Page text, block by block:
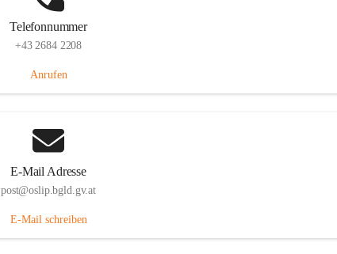
Telefonnummer
+43 2684 2208
Anrufen
E-Mail Adresse
post@oslip.bgld.gv.at
E-Mail schreiben